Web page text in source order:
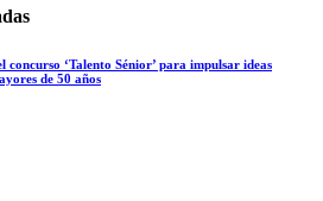
‘Talento Sénior’ para impulsar ideas
de 50 años